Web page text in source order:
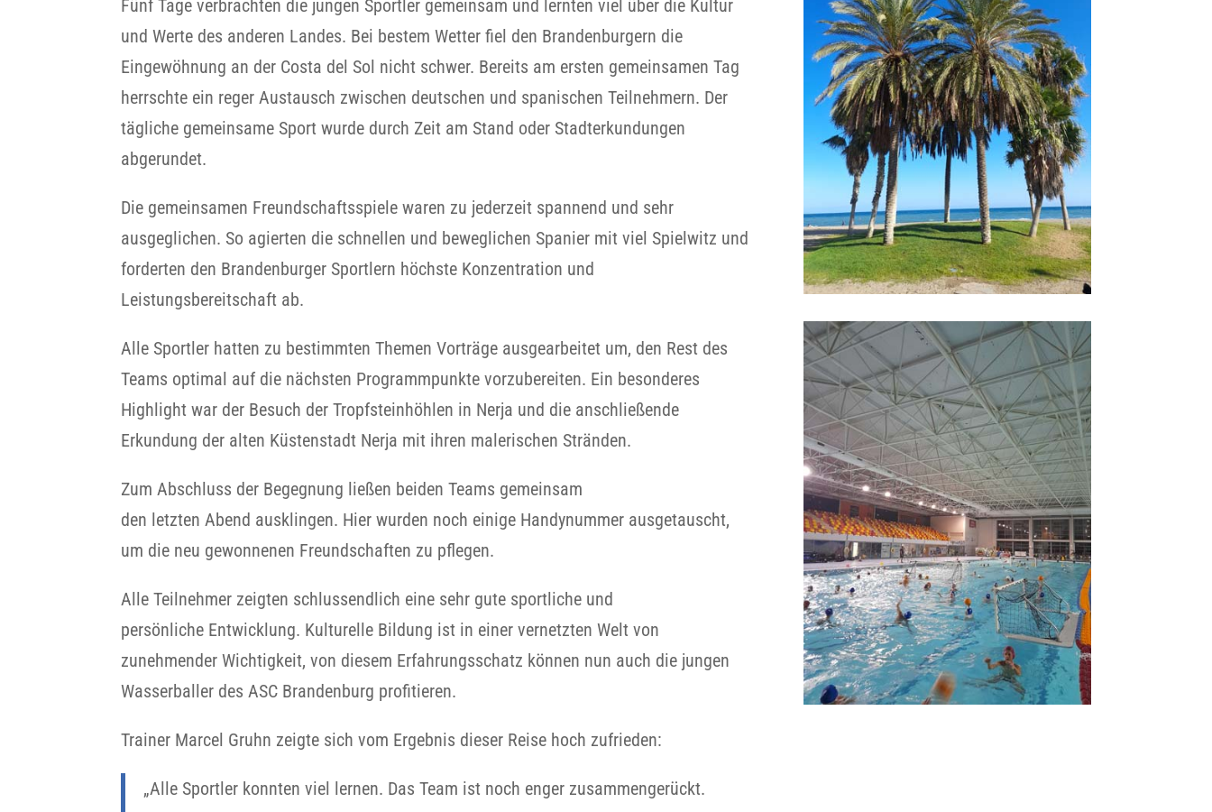
Fünf Tage verbrachten die jungen Sportler gemeinsam und lernten viel über die Kultur
und Werte des anderen Landes. Bei bestem Wetter fiel den Brandenburgern die
Eingewöhnung an der Costa del Sol nicht schwer. Bereits am ersten gemeinsamen Tag
herrschte ein reger Austausch zwischen deutschen und spanischen Teilnehmern. Der
tägliche gemeinsame Sport wurde durch Zeit am Stand oder Stadterkundungen
abgerundet.
Die gemeinsamen Freundschaftsspiele waren zu jederzeit spannend und sehr
ausgeglichen. So agierten die schnellen und beweglichen Spanier mit viel Spielwitz und
forderten den Brandenburger Sportlern höchste Konzentration und
Leistungsbereitschaft ab.
Alle Sportler hatten zu bestimmten Themen Vorträge ausgearbeitet um, den Rest des
Teams optimal auf die nächsten Programmpunkte vorzubereiten. Ein besonderes
Highlight war der Besuch der Tropfsteinhöhlen in Nerja und die anschließende
Erkundung der alten Küstenstadt Nerja mit ihren malerischen Stränden.
Zum Abschluss der Begegnung ließen beiden Teams gemeinsam
den letzten Abend ausklingen. Hier wurden noch einige Handynummer ausgetauscht,
um die neu gewonnenen Freundschaften zu pflegen.
Alle Teilnehmer zeigten schlussendlich eine sehr gute sportliche und
persönliche Entwicklung. Kulturelle Bildung ist in einer vernetzten Welt von
zunehmender Wichtigkeit, von diesem Erfahrungsschatz können nun auch die jungen
Wasserballer des ASC Brandenburg profitieren.
Trainer Marcel Gruhn zeigte sich vom Ergebnis dieser Reise hoch zufrieden:
„Alle Sportler konnten viel lernen. Das Team ist noch enger zusammengerückt.